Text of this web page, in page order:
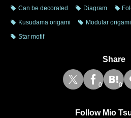
Can be decorated Diagram
Kusudama origami
Modular origami
Star motif
Share
0 0
Follow Mio